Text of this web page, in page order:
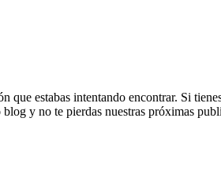
estabas intentando encontrar. Si
y no te pierdas nuestras próximas